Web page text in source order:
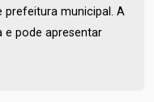
prefeitura municipal. A
pode apresentar